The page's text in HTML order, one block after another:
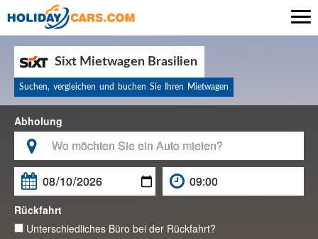
Sixt Mietwagen Brasilien
Suchen, vergleichen und buchen Sie Ihren Mietwagen
Abholung


Rückfahrt
Unterschiedliches Büro bei der Rückfahrt?